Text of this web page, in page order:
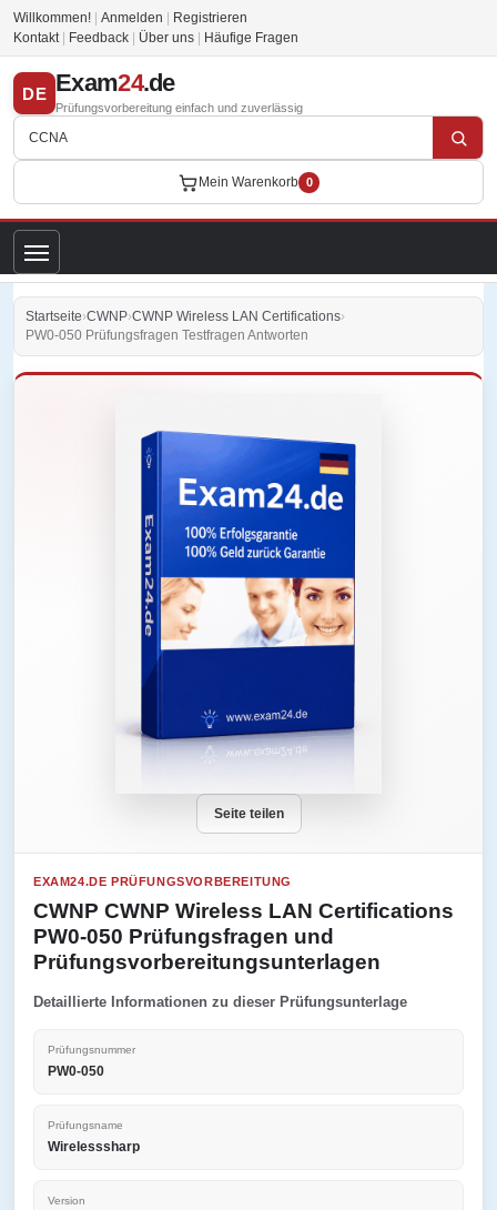
Willkommen! Anmelden
Registrieren
Kontakt
Feedback Über uns Häufige Fragen
DE Exam24.de
Prüfungsvorbereitung einfach und zuverlässig
Mein Warenkorb 0
Startseite›CWNP›CWNP Wireless LAN Certifications›
PW0-050 Prüfungsfragen Testfragen Antworten
Seite teilen
EXAM24.DE PRÜFUNGSVORBEREITUNG
CWNP CWNP Wireless LAN Certifications
PW0-050 Prüfungsfragen und
Prüfungsvorbereitungsunterlagen
Detaillierte Informationen zu dieser Prüfungsunterlage
Prüfungsnummer
PW0-050
Prüfungsname
Wirelesssharp
Version